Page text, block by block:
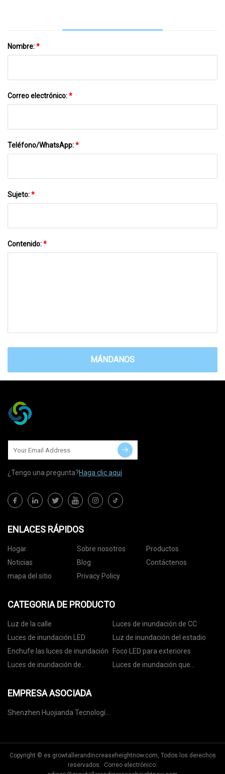
Nombre:*
Correo electrónico:*
Teléfono/WhatsApp:*
Sujeto:*
Contenido:*
MÁNDANOS
¿Tengo una pregunta?Haga clic aquí
ENLACES RÁPIDOS
Hogar Sobre nosotros
Productos
Noticias
Blog
Contáctenos
mapa del sitio
Privacy Policy
CATEGORIA DE PRODUCTO
Luz de la calle
Luces de inundación de CC
Luces de inundación LED
Luz de inundación del estadio
Enchufe las luces de inundación
Foco LED para exteriores
Luces de inundación de
Luces de inundación que
EMPRESA ASOCIADA
Shenzhen Huojianda Tecnología
Copyright © es.growtallerandincreaseheightnow.com, Todos los derechos
reservados. Correo electrónico: